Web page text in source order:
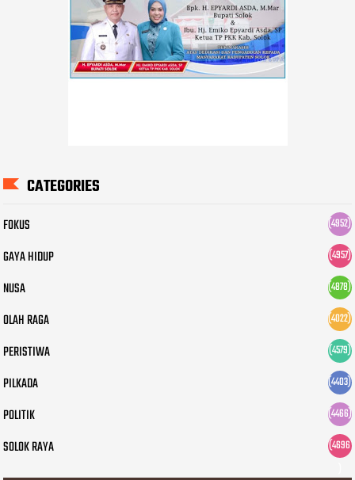
CATEGORIES
FOKUS (4952)
GAYA HIDUP (4957)
NUSA (4878)
OLAH RAGA (4022)
PERISTIWA (4579)
PILKADA (4403)
POLITIK (4466)
SOLOK RAYA
(4696